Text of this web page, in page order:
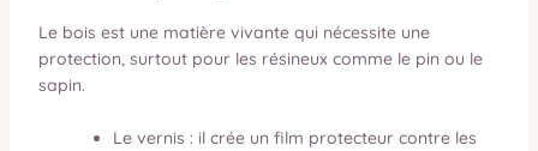
Le bois est une matière vivante qui nécessite une
protection, surtout pour les résineux comme le pin ou le
sapin.
Le vernis : il crée un film protecteur contre les